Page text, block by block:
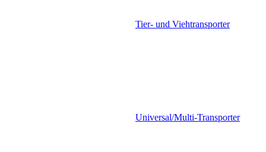
Tier- und Viehtransporter
Universal/Multi-Transporter